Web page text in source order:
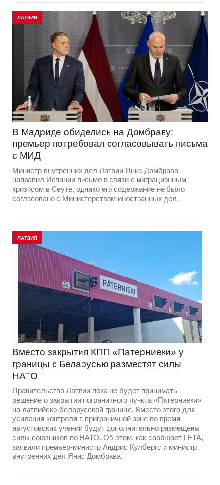
ЛАТВИЯ
В Мадриде обиделись на Домбраву:
премьер потребовал согласовывать письма
с МИД
Министр внутренних дел Латвии Янис Домбрава
направил Испании письмо в связи с миграционным
кризисом в Сеуте, однако его содержание не было
согласовано с Министерством иностранных дел.
ЛАТВИЯ
Вместо закрытия КПП «Патерниеки» у
границы с Беларусью разместят силы
НАТО
Правительство Латвии пока не будет принимать
решение о закрытии пограничного пункта «Патерниеки»
на латвийско-белорусской границе. Вместо этого для
усиления контроля в приграничной зоне во время
августовских учений будут дополнительно размещены
силы союзников по НАТО. Об этом, как сообщает LETA,
заявили премьер-министр Андрис Кулбергс и министр
внутренних дел Янис Домбрава.